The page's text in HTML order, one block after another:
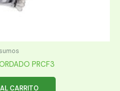
PRCF3
CARRITO